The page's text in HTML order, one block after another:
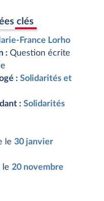
clés
France Lorho
: Question écrite
: Solidarités et
: Solidarités
le 30 janvier
le 20 novembre